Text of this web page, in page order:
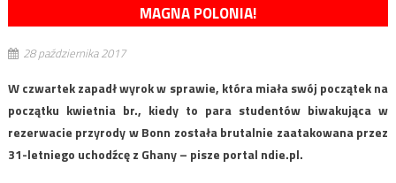
MAGNA POLONIA!
28 października 2017
W czwartek zapadł wyrok w sprawie, która miała swój początek na
początku kwietnia br., kiedy to para studentów biwakująca w
rezerwacie przyrody w Bonn została brutalnie zaatakowana przez
31-letniego uchodźcę z Ghany – pisze portal ndie.pl.